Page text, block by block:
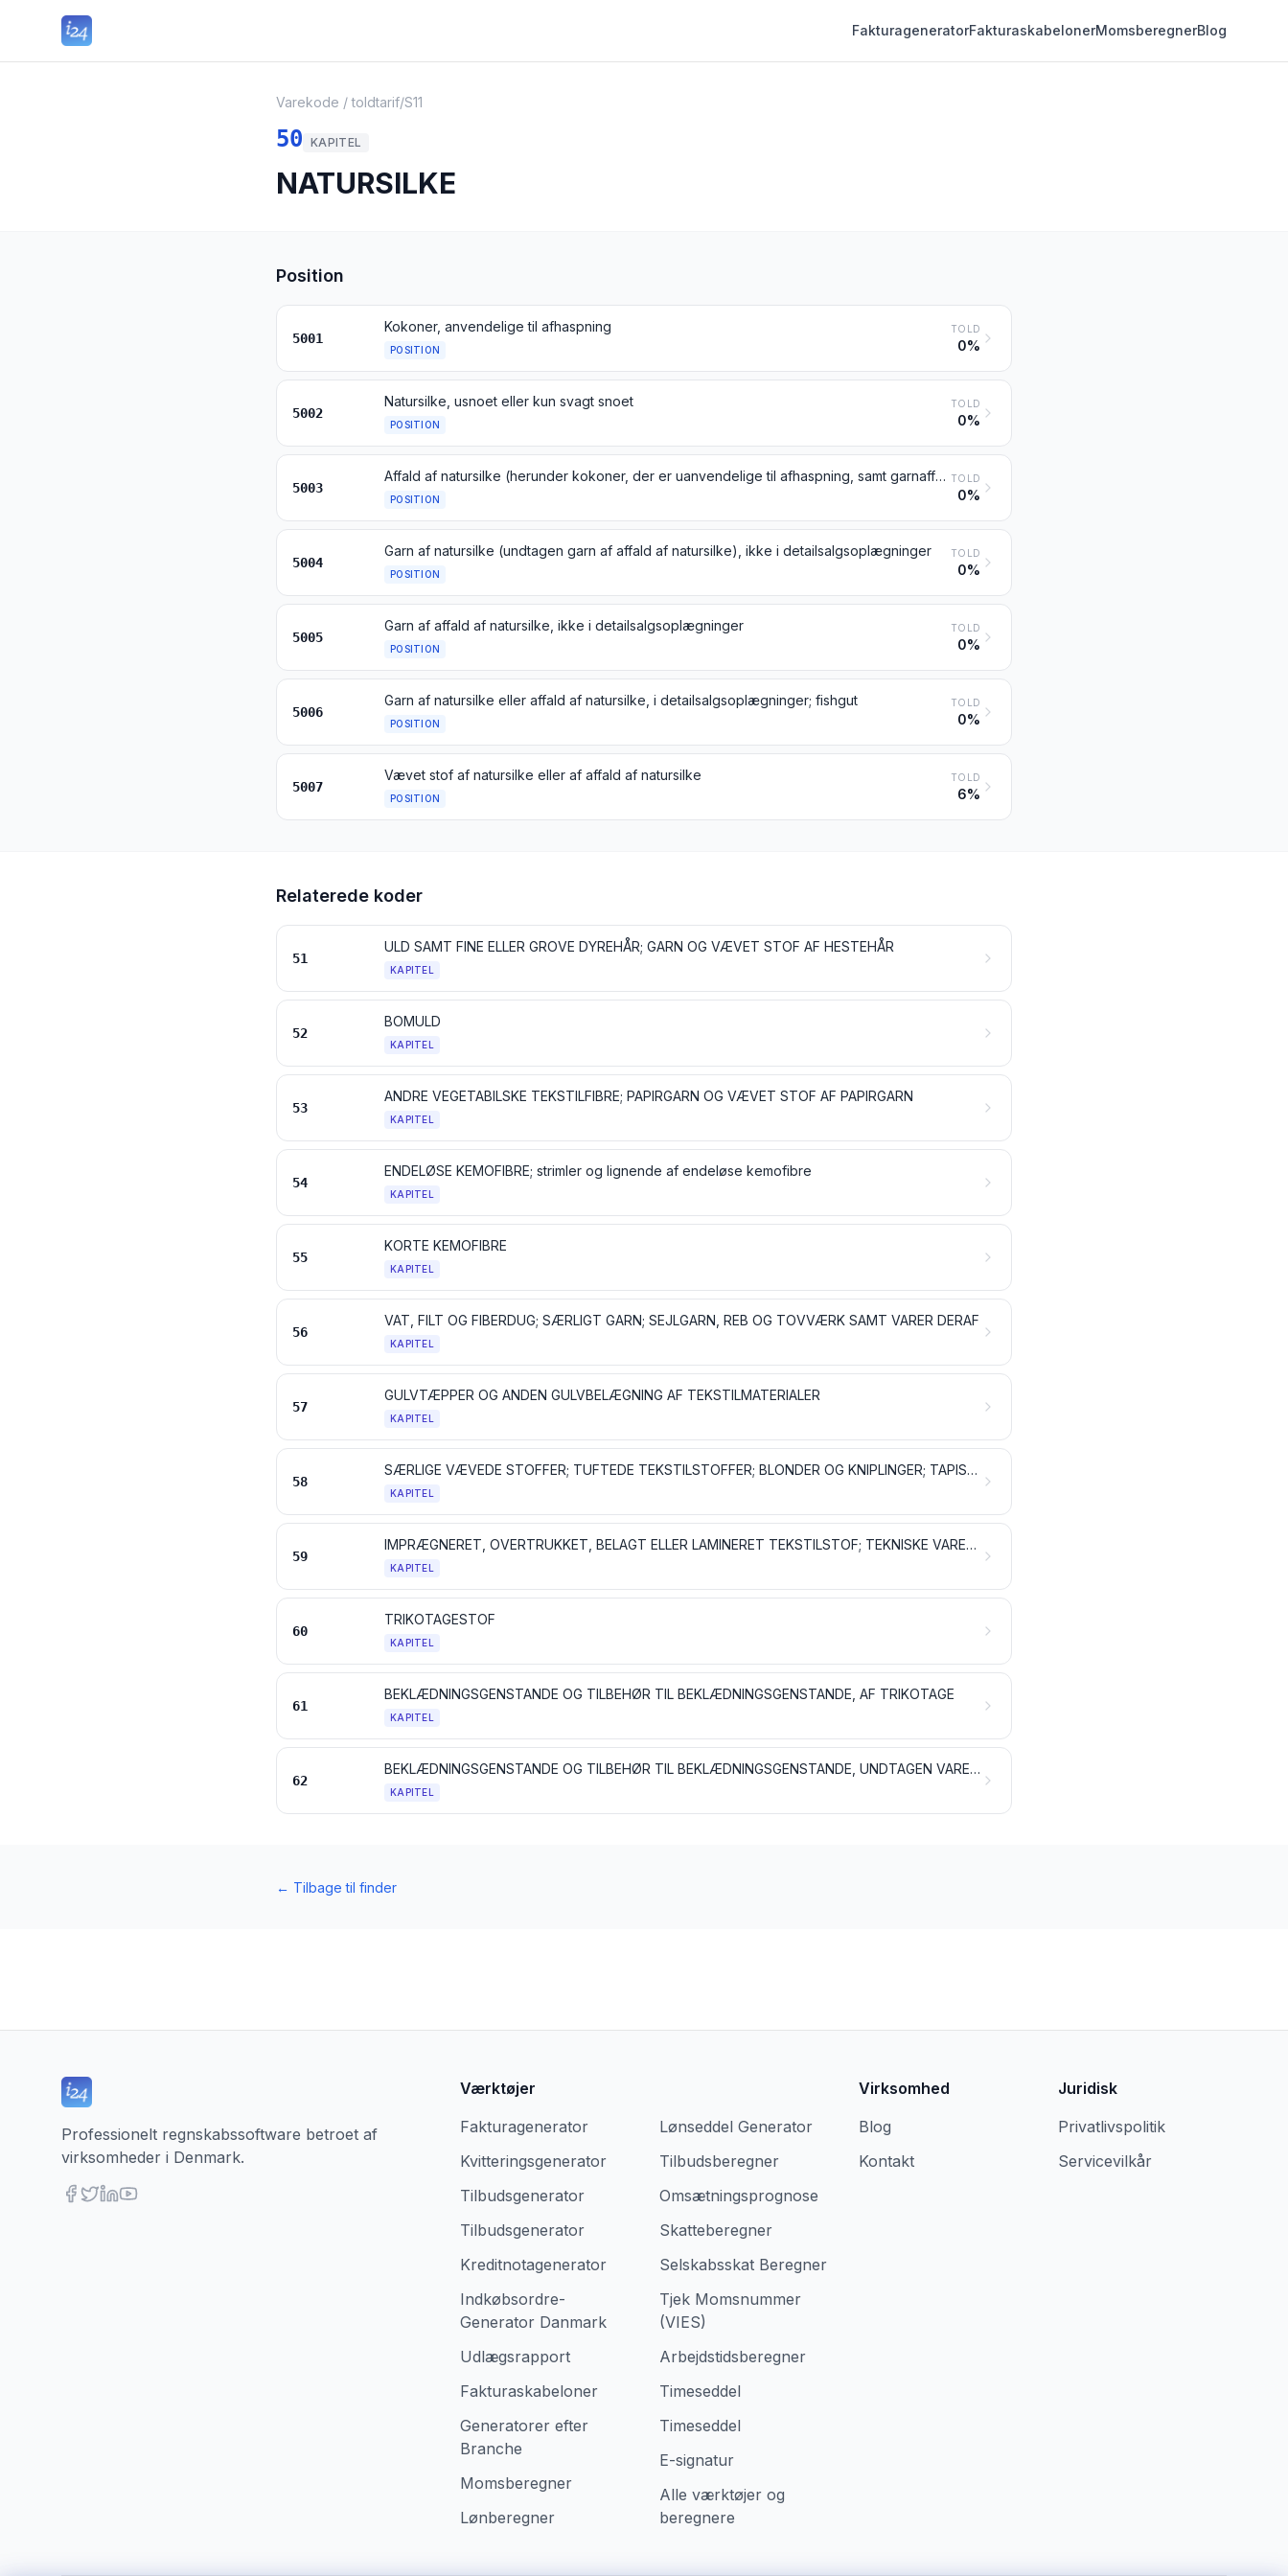
FakturageneratorFakturaskabelonerMomsberegnerBlog
Varekode / toldtarif/S11
50 KAPITEL
NATURSILKE
Position
5001
Kokoner, anvendelige til afhaspning
POSITION
TOLD
0%
5002
Natursilke, usnoet eller kun svagt snoet
POSITION
TOLD
0%
5003
Affald af natursilke (herunder kokoner, der er uanvendelige til afhaspning, samt garnaffald og opkradset tekstilmateriale)
POSITION
TOLD
0%
5004
Garn af natursilke (undtagen garn af affald af natursilke), ikke i detailsalgsoplægninger
POSITION
TOLD
0%
5005
Garn af affald af natursilke, ikke i detailsalgsoplægninger
POSITION
TOLD
0%
5006
Garn af natursilke eller affald af natursilke, i detailsalgsoplægninger; fishgut
POSITION
TOLD
0%
5007
Vævet stof af natursilke eller af affald af natursilke
POSITION
TOLD
6%
Relaterede koder
51
ULD SAMT FINE ELLER GROVE DYREHÅR; GARN OG VÆVET STOF AF HESTEHÅR
KAPITEL
52
BOMULD
KAPITEL
53
ANDRE VEGETABILSKE TEKSTILFIBRE; PAPIRGARN OG VÆVET STOF AF PAPIRGARN
KAPITEL
54
ENDELØSE KEMOFIBRE; strimler og lignende af endeløse kemofibre
KAPITEL
55
KORTE KEMOFIBRE
KAPITEL
56
VAT, FILT OG FIBERDUG; SÆRLIGT GARN; SEJLGARN, REB OG TOVVÆRK SAMT VARER DERAF
KAPITEL
57
GULVTÆPPER OG ANDEN GULVBELÆGNING AF TEKSTILMATERIALER
KAPITEL
58
SÆRLIGE VÆVEDE STOFFER; TUFTEDE TEKSTILSTOFFER; BLONDER OG KNIPLINGER; TAPISSERIER; POSSEMENTARTIKLER; BRODERIER
KAPITEL
59
IMPRÆGNERET, OVERTRUKKET, BELAGT ELLER LAMINERET TEKSTILSTOF; TEKNISKE VARER AF TEKSTIL
KAPITEL
60
TRIKOTAGESTOF
KAPITEL
61
BEKLÆDNINGSGENSTANDE OG TILBEHØR TIL BEKLÆDNINGSGENSTANDE, AF TRIKOTAGE
KAPITEL
62
BEKLÆDNINGSGENSTANDE OG TILBEHØR TIL BEKLÆDNINGSGENSTANDE, UNDTAGEN VARER AF TRIKOTAGE
KAPITEL
← Tilbage til finder
Professionelt regnskabssoftware betroet af
virksomheder i Denmark.
Værktøjer
Fakturagenerator
Kvitteringsgenerator
Tilbudsgenerator
Tilbudsgenerator
Kreditnotagenerator
Indkøbsordre-
Generator Danmark
Udlægsrapport
Fakturaskabeloner
Generatorer efter
Branche
Momsberegner
Lønberegner
Lønseddel Generator
Tilbudsberegner
Omsætningsprognose
Skatteberegner
Selskabsskat Beregner
Tjek Momsnummer
(VIES)
Arbejdstidsberegner
Timeseddel
Timeseddel
E-signatur
Alle værktøjer og
beregnere
Virksomhed
Blog
Kontakt
Juridisk
Privatlivspolitik
Servicevilkår